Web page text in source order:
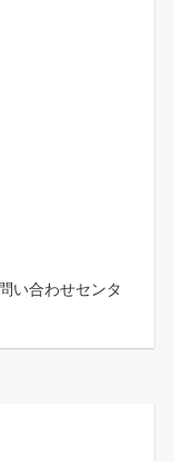
い合わせセンタ